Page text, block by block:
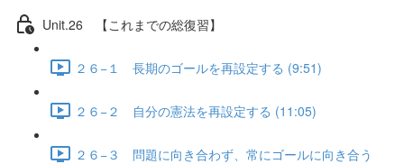
Unit.26 【これまでの総復習】
２６−１ 長期のゴールを再設定する (9:51)
２６−２ 自分の憲法を再設定する (11:05)
２６−３ 問題に向き合わず、常にゴールに向き合う